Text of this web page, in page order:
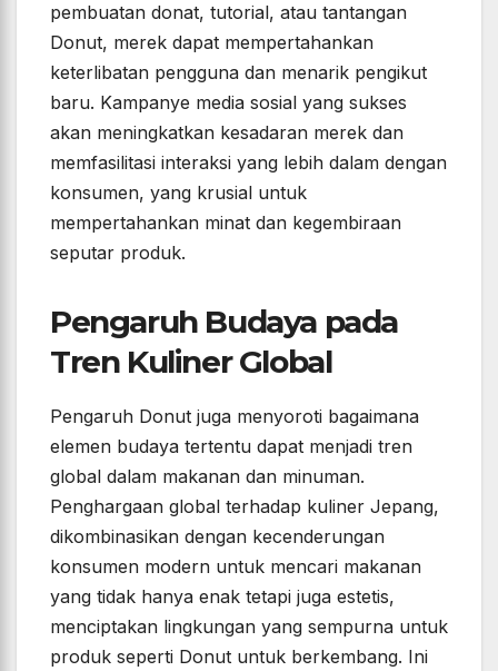
pembuatan donat, tutorial, atau tantangan
Donut, merek dapat mempertahankan
keterlibatan pengguna dan menarik pengikut
baru. Kampanye media sosial yang sukses
akan meningkatkan kesadaran merek dan
memfasilitasi interaksi yang lebih dalam dengan
konsumen, yang krusial untuk
mempertahankan minat dan kegembiraan
seputar produk.
Pengaruh Budaya pada
Tren Kuliner Global
Pengaruh Donut juga menyoroti bagaimana
elemen budaya tertentu dapat menjadi tren
global dalam makanan dan minuman.
Penghargaan global terhadap kuliner Jepang,
dikombinasikan dengan kecenderungan
konsumen modern untuk mencari makanan
yang tidak hanya enak tetapi juga estetis,
menciptakan lingkungan yang sempurna untuk
produk seperti Donut untuk berkembang. Ini